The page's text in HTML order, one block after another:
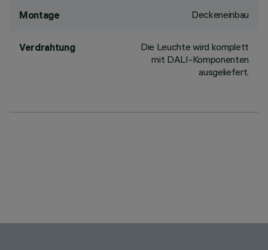
Montage Deckeneinbau
Verdrahtung
Die Leuchte wird komplett
mit DALI-Komponenten
ausgeliefert.